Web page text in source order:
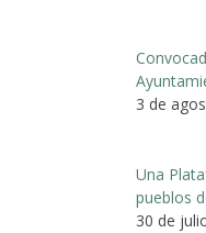
3 de
Una
pueblos
30 de